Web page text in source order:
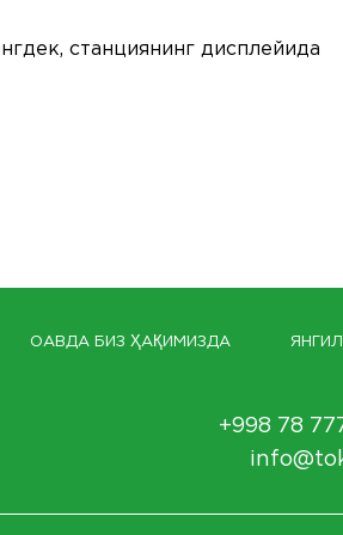
станциянинг дисплейида
ОАВДА БИЗ ҲАҚИМИЗДА
+998 78